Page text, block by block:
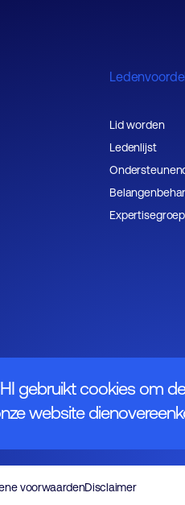
gebruikt cookies om
website
Lid worden
Ledenlijst
voorwaardenDisclaimer